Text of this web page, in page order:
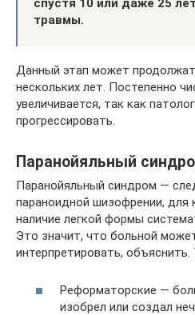
спустя 10 или даже 25
травмы.
Данный этап может
нескольких лет. Постепенно
увеличивается, так как
прогрессировать.
Паранойяльный
Паранойяльный синдром —
параноидной шизофрении, для
наличие легкой формы
Это значит, что больной
интерпретировать,
Реформаторские —
изобрел или создал